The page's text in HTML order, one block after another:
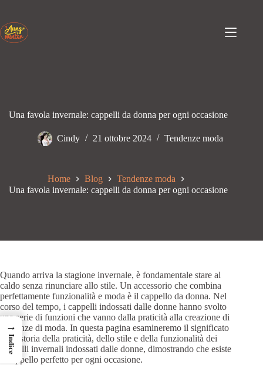
contenuto
Una favola invernale: cappelli da donna per ogni occasione
Cindy 21 ottobre 2024 Tendenze moda
Home Blog
Tendenze moda
Una favola invernale: cappelli da donna per ogni occasione
Quando arriva la stagione invernale, è fondamentale stare al
caldo senza rinunciare allo stile. Un accessorio che combina
perfettamente funzionalità e moda è il cappello da donna. Nel
corso del tempo, i cappelli indossati dalle donne hanno svolto
una serie di funzioni che vanno dalla praticità alla creazione di
tendenze di moda. In questa pagina esamineremo il significato
della storia della praticità, dello stile e della funzionalità dei
cappelli invernali indossati dalle donne, dimostrando che esiste
il cappello perfetto per ogni occasione.
→
Indice